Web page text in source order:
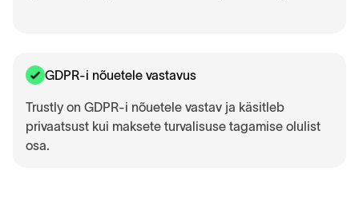
GDPR-i nõuetele vastavus
Trustly on GDPR-i nõuetele vastav ja käsitleb
privaatsust kui maksete turvalisuse tagamise olulist
osa.